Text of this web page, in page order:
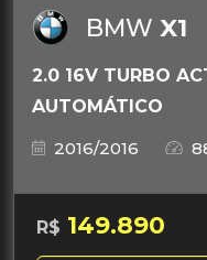
BMW X1
2.0 16V TURBO
AUTOMÁTICO
2016/2016
R$ 149.890